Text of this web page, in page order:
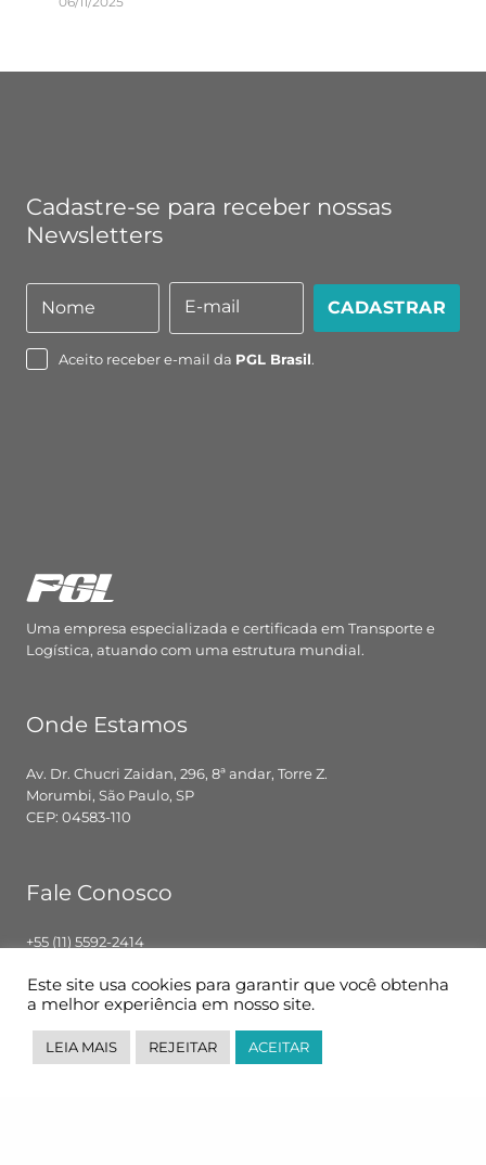
Cadastre-se para receber nossas
Newsletters
Nome
Nome
mail
E-mail CADASTRAR
Aceito receber e-mail da PGL Brasil.
Uma empresa especializada e certificada em Transporte e
Logística, atuando com uma estrutura mundial.
Onde Estamos
Av. Dr. Chucri Zaidan, 296, 8ª andar, Torre Z.
Morumbi, São Paulo, SP
CEP: 04583-110
Fale Conosco
+55 (11) 5592-2414
Segunda – Sexta: 8h00 – 18h00
Siga-nos
Este site usa cookies para garantir que você obtenha
a melhor experiência em nosso site.
LEIA MAIS REJEITAR ACEITAR